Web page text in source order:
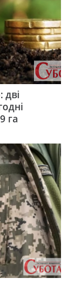
дві
га